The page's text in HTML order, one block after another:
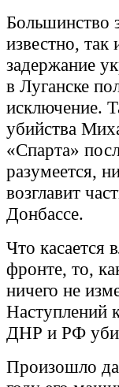
Большинство
известно,
задержание
в Луганске
исключение.
убийства
«Спарта»
разумеется,
возглавит
Донбассе.
Что касается
фронте, то,
ничего не
Наступлений
ДНР и РФ
Произошло